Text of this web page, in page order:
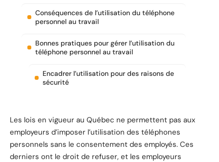
Conséquences de l’utilisation du téléphone
personnel au travail
Bonnes pratiques pour gérer l’utilisation du
téléphone personnel au travail
Encadrer l’utilisation pour des raisons de
sécurité
Les lois en vigueur au Québec ne permettent pas aux
employeurs d’imposer l’utilisation des téléphones
personnels sans le consentement des employés. Ces
derniers ont le droit de refuser, et les employeurs